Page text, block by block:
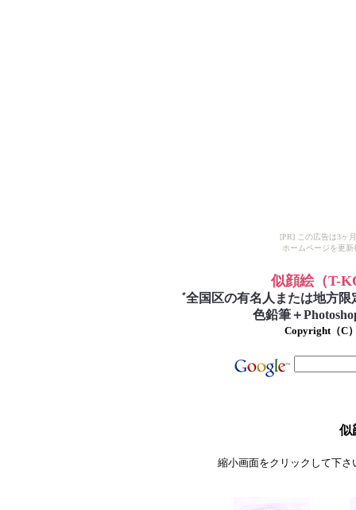
[PR] この広告は3ヶ
ホームページを更
似顔絵（T-
゛全国区の有名人または地方
色鉛筆＋
Copyright（C
似
縮小画面をクリックして下